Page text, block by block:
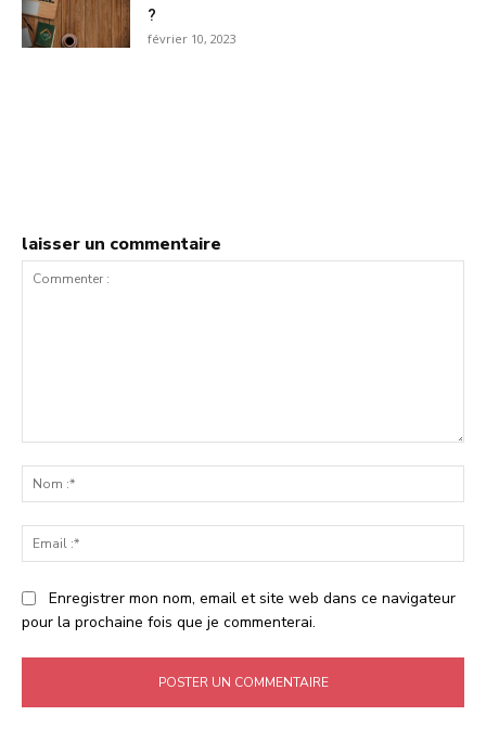
?
février 10, 2023
laisser un commentaire
:*
:*
Enregistrer mon nom, email et site web dans ce navigateur
pour la prochaine fois que je commenterai.